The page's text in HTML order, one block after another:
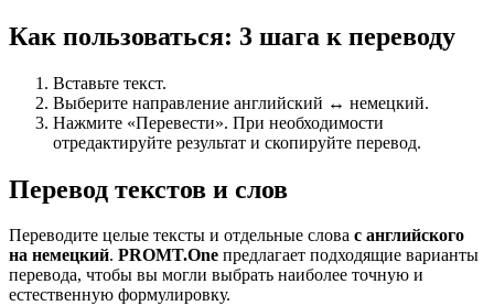
Как пользоваться: 3 шага к переводу
Вставьте текст.
Выберите направление английский ↔ немецкий.
Нажмите «Перевести». При необходимости
отредактируйте результат и скопируйте перевод.
Перевод текстов и слов
Переводите целые тексты и отдельные слова с английского
на немецкий. PROMT.One предлагает подходящие варианты
перевода, чтобы вы могли выбрать наиболее точную и
естественную формулировку.